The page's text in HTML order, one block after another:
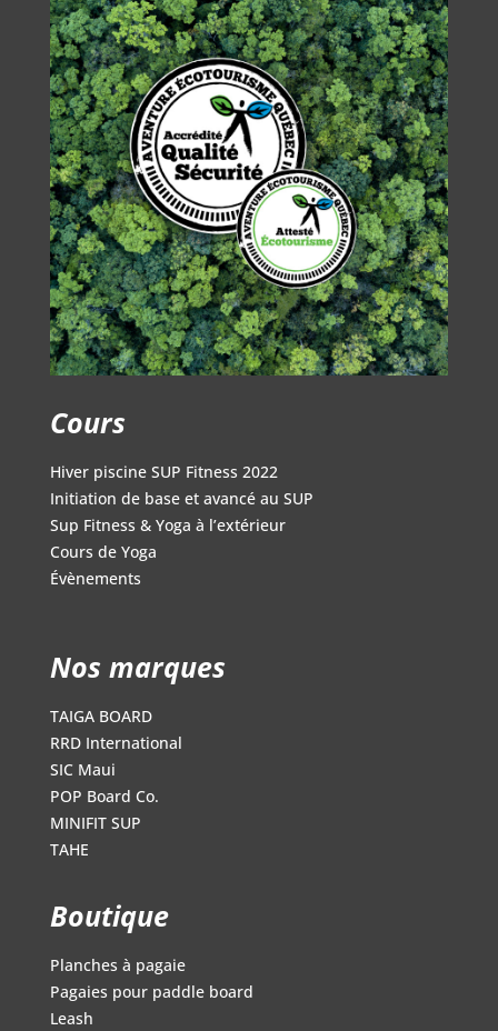
Cours
Hiver piscine SUP Fitness 2022
Initiation de base et avancé au SUP
Sup Fitness & Yoga à l’extérieur
Cours de Yoga
Évènements
Nos marques
TAIGA BOARD
RRD International
SIC Maui
POP Board Co.
MINIFIT SUP
TAHE
Boutique
Planches à pagaie
Pagaies pour paddle board
Leash